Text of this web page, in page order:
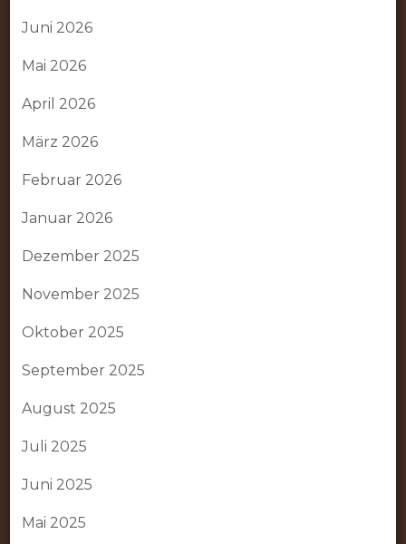
Juni 2026
Mai 2026
April 2026
März 2026
Februar 2026
Januar 2026
Dezember 2025
November 2025
Oktober 2025
September 2025
August 2025
Juli 2025
Juni 2025
Mai 2025